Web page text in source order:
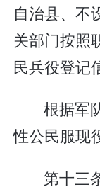
自治县、不
关部门按照
民兵役登记
根据军
性公民服现
第十三